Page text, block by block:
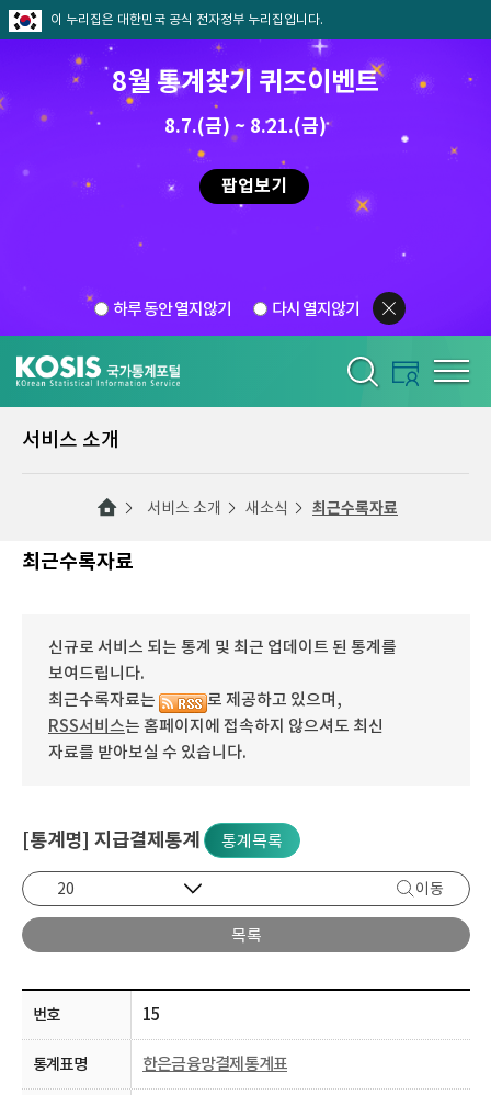
이 누리집은 대한민국 공식 전자정부 누리집입니다.
8월 통계찾기 퀴즈이벤트
8.7.(금) ~ 8.21.(금)
팝업보기
하루 동안 열지않기 다시 열지않기
서비스 소개
서비스 소개 새소식 최근수록자료
최근수록자료
신규로 서비스 되는 통계 및 최근 업데이트 된 통계를
보여드립니다.
최근수록자료는
로 제공하고 있으며,
RSS서비스는 홈페이지에 접속하지 않으셔도 최신
자료를 받아보실 수 있습니다.
[통계명] 지급결제통계 통계목록
이동
목록
15
한은금융망결제통계표